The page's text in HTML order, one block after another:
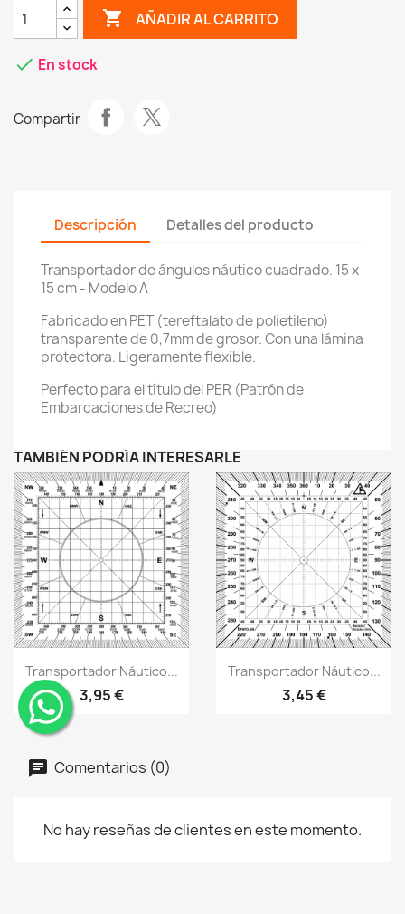
shopping_cart AÑADIR AL CARRITO
check En stock
Compartir
Descripción Detalles del producto
Transportador de ángulos náutico cuadrado. 15 x
15 cm - Modelo A
Fabricado en PET (tereftalato de polietileno)
transparente de 0,7mm de grosor. Con una lámina
protectora. Ligeramente flexible.
Perfecto para el título del PER (Patrón de
Embarcaciones de Recreo)
TAMBIÉN PODRÍA INTERESARLE
visibilityVistazo rápido
Transportador Náutico...
3,95 €
visibilityVistazo rápido
Transportador Náutico...
3,45 €
Comentarios (0)
No hay reseñas de clientes en este momento.
¨